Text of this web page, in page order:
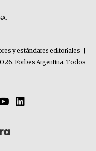
y estándares editoriales
Forbes Argentina. Todos